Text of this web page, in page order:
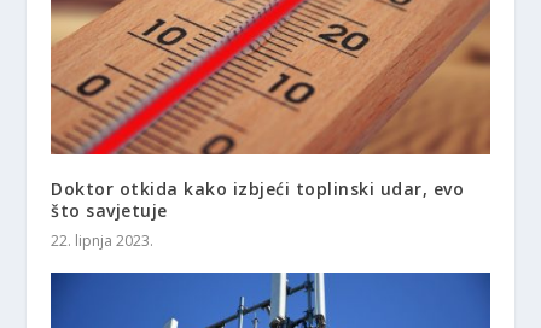
Doktor otkida kako izbjeći toplinski udar, evo
što savjetuje
22. lipnja 2023.